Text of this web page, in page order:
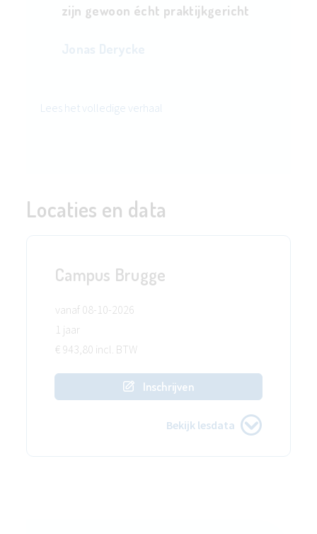
zijn gewoon écht praktijkgericht
Lees het volledige verhaal
Locaties en data
Campus Brugge
vanaf 08-10-2026
1 jaar
€ 943,80 incl. BTW
Inschrijven
Bekijk lesdata